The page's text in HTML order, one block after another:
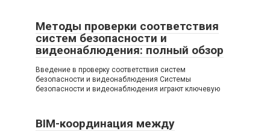
Методы проверки соответствия
систем безопасности и
видеонаблюдения: полный обзор
Введение в проверку соответствия систем
безопасности и видеонаблюдения Системы
безопасности и видеонаблюдения играют ключевую
BIM-координация между